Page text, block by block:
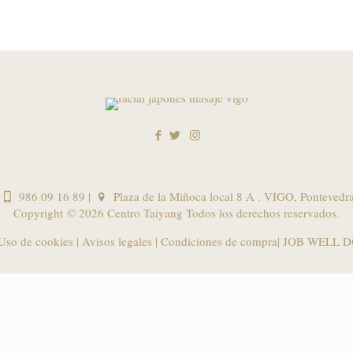
986 09 16 89 |
Plaza de la Miñoca local 8 A . VIGO,
Copyright © 2026 Centro Taiyang Todos los derechos reservados.
de cookies | Avisos legales | Condiciones de compra| JOB WELL